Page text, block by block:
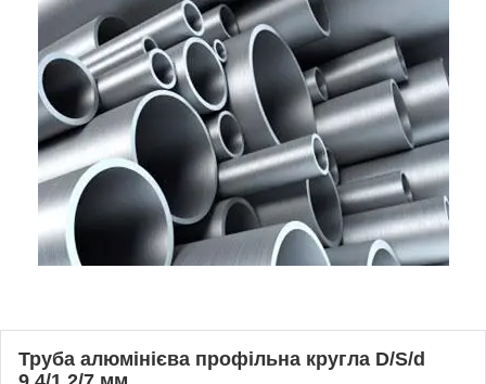
Труба алюмінієва профільна кругла D/S/d